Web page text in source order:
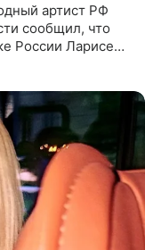
артист РФ
сообщил, что
России Ларисе